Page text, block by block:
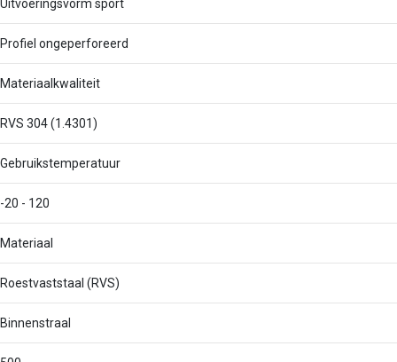
Uitvoeringsvorm sport
Profiel ongeperforeerd
Materiaalkwaliteit
RVS 304 (1.4301)
Gebruikstemperatuur
-20 - 120
Materiaal
Roestvaststaal (RVS)
Binnenstraal